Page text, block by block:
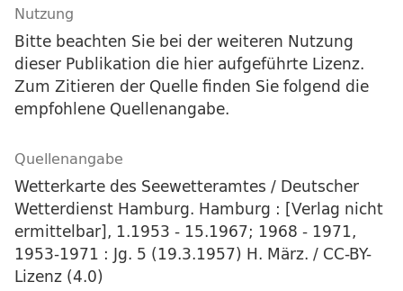
Nutzung
Bitte beachten Sie bei der weiteren Nutzung
dieser Publikation die hier aufgeführte Lizenz.
Zum Zitieren der Quelle finden Sie folgend die
empfohlene Quellenangabe.
Quellenangabe
Wetterkarte des Seewetteramtes / Deutscher
Wetterdienst Hamburg. Hamburg : [Verlag nicht
ermittelbar], 1.1953 - 15.1967; 1968 - 1971,
1953-1971 : Jg. 5 (19.3.1957) H. März. / CC-BY-
Lizenz (4.0)